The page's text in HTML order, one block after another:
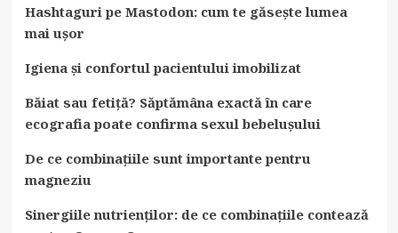
Hashtaguri pe Mastodon: cum te găsește lumea
mai ușor
Igiena și confortul pacientului imobilizat
Băiat sau fetiță? Săptămâna exactă în care
ecografia poate confirma sexul bebelușului
De ce combinațiile sunt importante pentru
magneziu
Sinergiile nutrienților: de ce combinațiile contează